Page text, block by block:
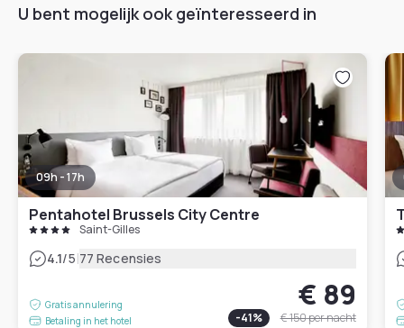
U bent mogelijk ook geïnteresseerd in
09h - 17h
Pentahotel Brussels City Centre
Saint-Gilles
4.1/5|77 Recensies
Gratis annulering
Betaling in het hotel
€ 89
-41% € 150per nacht